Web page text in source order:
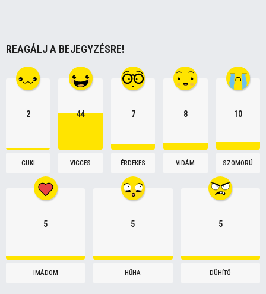
n
REAGÁLJ A BEJEGYZÉSRE!
2
CUKI
44
VICCES
7
ÉRDEKES
8
VIDÁM
10
SZOMORÚ
5
IMÁDOM
5
HŰHA
5
DÜHÍTŐ